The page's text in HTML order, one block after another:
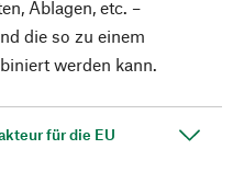
Ablagen, etc. –
die so zu einem
werden kann.
für die EU